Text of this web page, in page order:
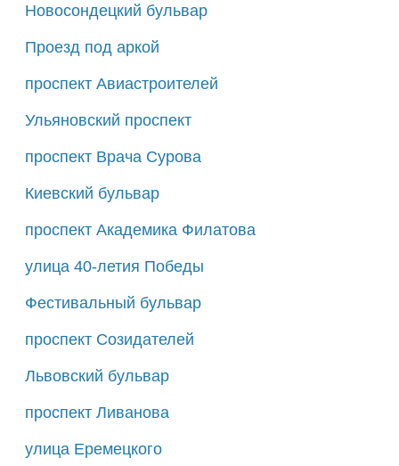
Новосондецкий бульвар
Проезд под аркой
проспект Авиастроителей
Ульяновский проспект
проспект Врача Сурова
Киевский бульвар
проспект Академика Филатова
улица 40-летия Победы
Фестивальный бульвар
проспект Созидателей
Львовский бульвар
проспект Ливанова
улица Еремецкого